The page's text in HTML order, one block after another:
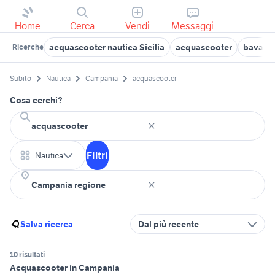
Home Cerca Vendi Messaggi
Ricerche acquascooter nautica Sicilia acquascooter bavaria
Subito Nautica Campania acquascooter
Cosa cerchi?
Nautica Filtri
Salva ricerca Dal più recente
10 risultati
Acquascooter in Campania